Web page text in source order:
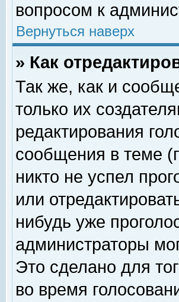
вопросом к
Вернуться наверх
» Как
Так же, как и
только их
редактирования
сообщения в теме
никто не успел
или
нибудь уже
администраторы
Это сделано для
во время